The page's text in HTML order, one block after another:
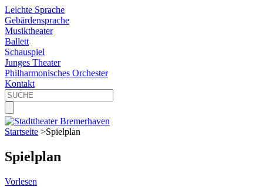
Leichte Sprache
Gebärdensprache
Musiktheater
Ballett
Schauspiel
Junges Theater
Philharmonisches Orchester
Kontakt
Startseite >Spielplan
Spielplan
Vorlesen